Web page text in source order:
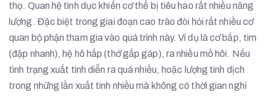
thọ. Quan hệ tình dục khiến cơ thể bị tiêu hao rất nhiều năng
lượng. Đặc biệt trong giai đoạn cao trào đòi hỏi rất nhiều cơ
quan bộ phận tham gia vào quá trình này. Ví dụ là cơ bắp, tim
(đập nhanh), hệ hô hấp (thở gấp gáp), ra nhiều mồ hôi. Nếu
tình trạng xuất tinh diễn ra quá nhiều, hoặc lượng tinh dịch
trong những lần xuất tinh nhiều mà không có thời gian nghỉ